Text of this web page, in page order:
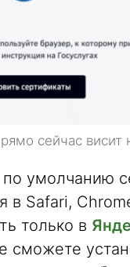
сейчас висит
по умолчанию
в Safari,
только в
сможете